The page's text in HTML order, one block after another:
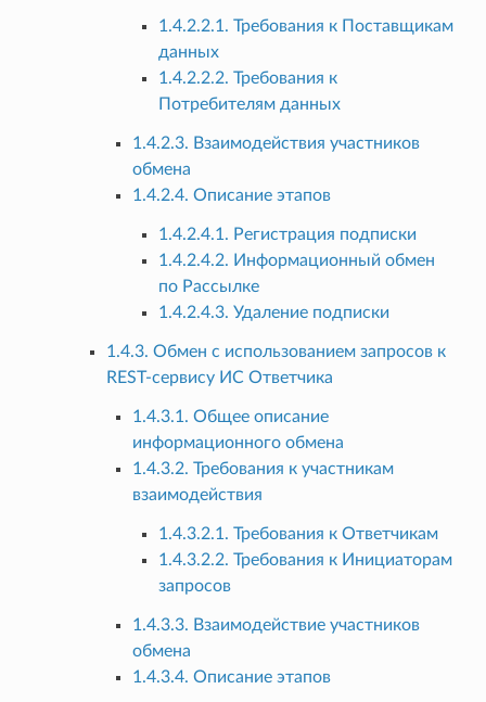
1.4.2.2.1. Требования к Поставщикам
данных
1.4.2.2.2. Требования к
Потребителям данных
1.4.2.3. Взаимодействия участников
обмена
1.4.2.4. Описание этапов
1.4.2.4.1. Регистрация подписки
1.4.2.4.2. Информационный обмен
по Рассылке
1.4.2.4.3. Удаление подписки
1.4.3. Обмен с использованием запросов к
REST-сервису ИС Ответчика
1.4.3.1. Общее описание
информационного обмена
1.4.3.2. Требования к участникам
взаимодействия
1.4.3.2.1. Требования к Ответчикам
1.4.3.2.2. Требования к Инициаторам
запросов
1.4.3.3. Взаимодействие участников
обмена
1.4.3.4. Описание этапов